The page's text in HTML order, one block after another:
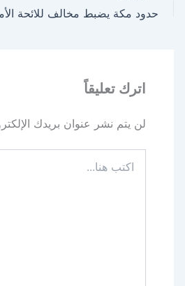
اترك تعليقاً
لن يتم نشر عنوان بريدك
هنا...